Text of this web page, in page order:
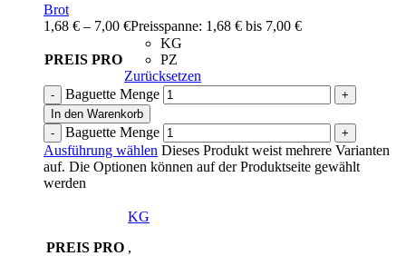
Brot
1,68 € – 7,00 €Preisspanne: 1,68 € bis 7,00 €
PREIS PRO
KG
PZ
Zurücksetzen
Baguette Menge
In den Warenkorb
Baguette Menge
Ausführung wählen Dieses Produkt weist mehrere Varianten
auf. Die Optionen können auf der Produktseite gewählt
werden
PREIS PRO
KG
,